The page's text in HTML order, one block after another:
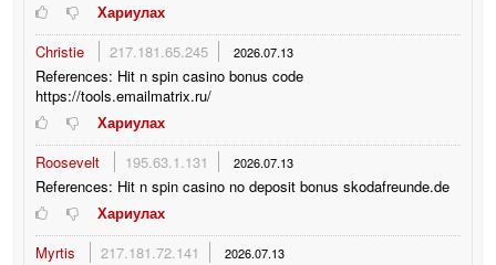
Хариулах
Christie
217.181.65.245 2026.07.13
References: Hit n spin casino bonus code
https://tools.emailmatrix.ru/
Хариулах
Roosevelt
195.63.1.131 2026.07.13
References: Hit n spin casino no deposit bonus skodafreunde.de
Хариулах
Myrtis
217.181.72.141 2026.07.13